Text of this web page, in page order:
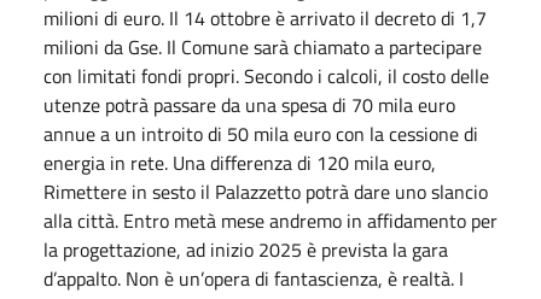
milioni di euro. Il 14 ottobre è arrivato il decreto di 1,7
milioni da Gse. Il Comune sarà chiamato a partecipare
con limitati fondi propri. Secondo i calcoli, il costo delle
utenze potrà passare da una spesa di 70 mila euro
annue a un introito di 50 mila euro con la cessione di
energia in rete. Una differenza di 120 mila euro,
Rimettere in sesto il Palazzetto potrà dare uno slancio
alla città. Entro metà mese andremo in affidamento per
la progettazione, ad inizio 2025 è prevista la gara
d’appalto. Non è un’opera di fantascienza, è realtà. I